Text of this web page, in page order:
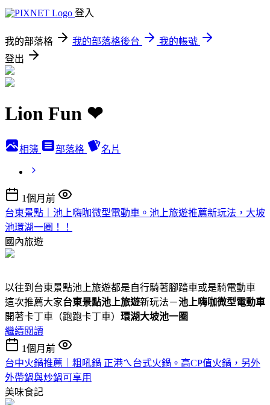
登入
我的部落格 我的部落格後台
我的帳號
登出
Lion Fun ❤
相簿 部落格 名片
1個月前
台東景點｜池上嗨咖微型電動車。池上旅遊推薦新玩法，大坡
池環湖一圈！！
國內旅遊
以往到台東景點池上旅遊都是自行騎著腳踏車或是騎電動車
這次推薦大家台東景點池上旅遊新玩法－池上嗨咖微型電動車
開著卡丁車（跑跑卡丁車） 環湖大坡池一圈
繼續閱讀
1個月前
台中火鍋推薦｜粗吼鍋 正港ㄟ台式火鍋。高CP值火鍋，另外
外帶鍋與炒鍋可享用
美味食記